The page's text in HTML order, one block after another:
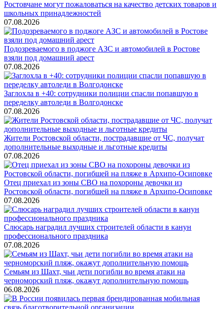
Ростовчане могут пожаловаться на качество детских товаров и
школьных принадлежностей
07.08.2026
Подозреваемого в поджоге АЗС и автомобилей в Ростове
взяли под домашний арест
07.08.2026
Заглохла в +40: сотрудники полиции спасли попавшую в
переделку автоледи в Волгодонске
07.08.2026
Жители Ростовской области, пострадавшие от ЧС, получат
дополнительные выходные и льготные кредиты
07.08.2026
Отец приехал из зоны СВО на похороны девочки из
Ростовской области, погибшей на пляже в Архипо-Осиповке
07.08.2026
Слюсарь наградил лучших строителей области в канун
профессионального праздника
07.08.2026
Семьям из Шахт, чьи дети погибли во время атаки на
черноморский пляж, окажут дополнительную помощь
06.08.2026